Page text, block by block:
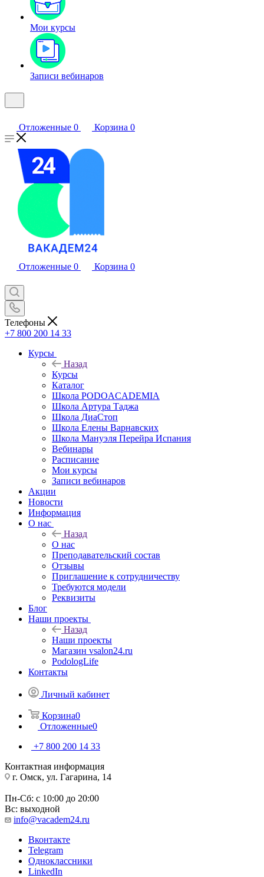
Мои курсы
Записи вебинаров
Отложенные 0 Корзина 0
Отложенные 0 Корзина 0
Телефоны
+7 800 200 14 33
Курсы
Назад
Курсы
Каталог
Школа PODOACADEMIA
Школа Артура Таджа
Школа ДиаСтоп
Школа Елены Варнавских
Школа Мануэля Перейра Испания
Вебинары
Расписание
Мои курсы
Записи вебинаров
Акции
Новости
Информация
О нас
Назад
О нас
Преподавательский состав
Отзывы
Приглашение к сотрудничеству
Требуются модели
Реквизиты
Блог
Наши проекты
Назад
Наши проекты
Магазин vsalon24.ru
PodologLife
Контакты
Личный кабинет
Корзина0
Отложенные0
+7 800 200 14 33
Контактная информация
г. Омск, ул. Гагарина, 14
Пн-Сб: с 10:00 до 20:00
Вс: выходной
info@vacadem24.ru
Вконтакте
Telegram
Одноклассники
LinkedIn